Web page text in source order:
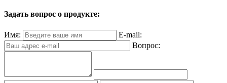
Задать вопрос о продукте:
Имя:
E-mail:
Вопрос: